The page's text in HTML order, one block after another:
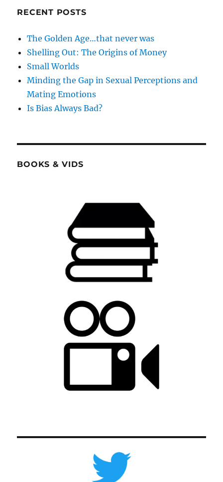
RECENT POSTS
The Golden Age…that never was
Shelling Out: The Origins of Money
Small Worlds
Minding the Gap in Sexual Perceptions and
Mating Emotions
Is Bias Always Bad?
BOOKS & VIDS